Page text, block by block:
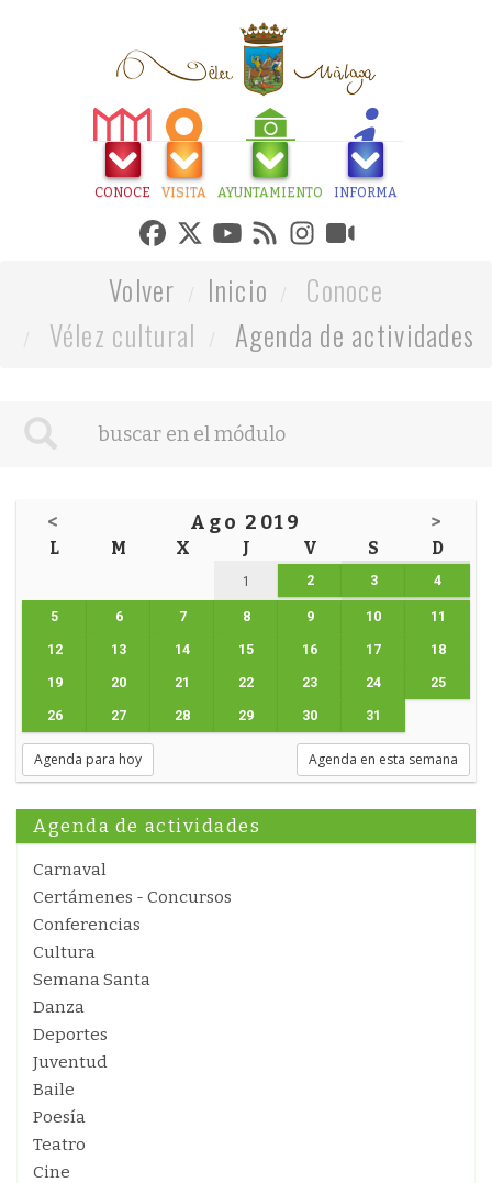
CONOCE VISITA AYUNTAMIENTO INFORMA
Volver Inicio
Conoce
Vélez cultural
Agenda de actividades
< Ago 2019 >
L M X J V S D
1 2 3 4
5 6 7 8 9 10 11
12 13 14 15 16 17 18
19 20 21 22 23 24 25
26 27 28 29 30 31
Agenda para hoy Agenda en esta semana
Agenda de actividades
Carnaval
Certámenes - Concursos
Conferencias
Cultura
Semana Santa
Danza
Deportes
Juventud
Baile
Poesía
Teatro
Cine